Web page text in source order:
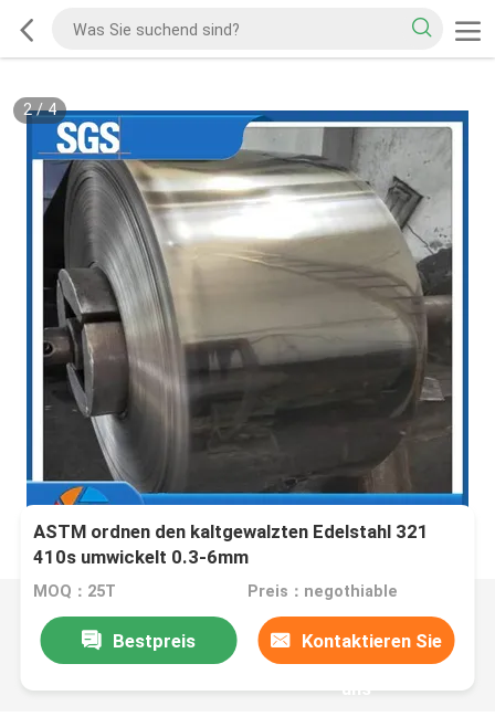
2/4
ASTM ordnen den kaltgewalzten Edelstahl 321
410s umwickelt 0.3-6mm
MOQ：25T Preis：negothiable
Bestpreis Kontaktieren Sie
uns